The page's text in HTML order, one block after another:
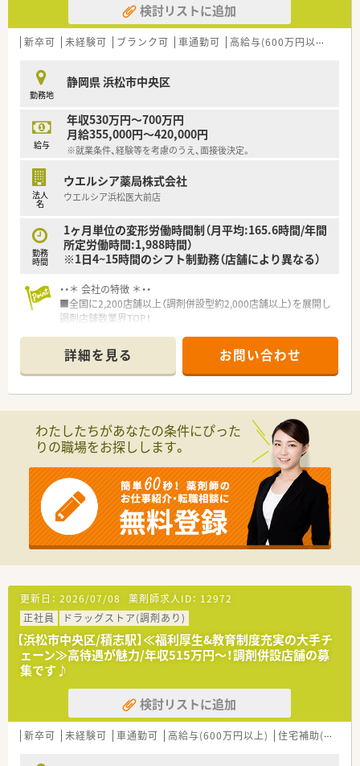
検討リストに追加
新卒可 未経験可 ブランク可 車通勤可 高給与(600万円以上)
勤務地
静岡県 浜松市中央区
給与
年収530万円～700万円
月給355,000円～420,000円
※就業条件、経験等を考慮のうえ、面接後決定。
法人
名
ウエルシア薬局株式会社
ウエルシア浜松医大前店
勤務
時間
1ヶ月単位の変形労働時間制（月平均:165.6時間/年間
所定労働時間:1,988時間）
※1日4~15時間のシフト制勤務（店舗により異なる）
・・＊ 会社の特徴 ＊・・
■全国に2,200店舗以上（調剤併設型約2,000店舗以上）を展開し
調剤店舗数業界TOP！
頑張り次第で高給与も可能！
■経験や勤務コースによりますが、経験の少ない方でも500万前
半スタートと業界TOP水準！
■職種や職域に合わせ、豊富な社内研修や外部組織と連携した研
■薬剤師が中心の会社だからこそ活躍できるキャリアパスが多
種多様に用意されています。
■店舗拡大に伴い、エリアマネジャーや営業部長等のマネジメン
■在宅や教育等の専門性を活かせるスペシャリストを目指すこ
とも可能です。
■その他にも、管理部門や商品部門等の本社スタッフなど活動領
域は多種多様です。
■在宅実施店舗は年々増加しており、在宅医療へもしっかりと関
わる事ができます。
■育児休暇は3歳まで取得が可能で、時短制度は小学5年生まで
■年間休日が120日とワークライフバランスが整っています
■日用品から常備薬まで、従業員割引制度など嬉しいメリットも
たくさんあります！
詳細を見る お問い合わせ
わたしたちがあなたの条件にぴった
りの職場をお探しします。
更新日： 2026/07/08 薬剤師求人ID： 12972
正社員
ドラッグストア(調剤あり)
【浜松市中央区/積志駅】≪福利厚生&教育制度充実の大手チ
ェーン≫高待遇が魅力/年収515万円～！調剤併設店舗の募
集です♪
検討リストに追加
新卒可 未経験可 車通勤可 高給与(600万円以上) 住宅補助(手当)あり